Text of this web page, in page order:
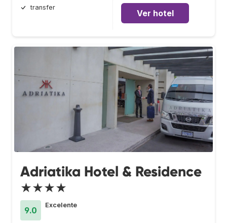
transfer
Ver hotel
Adriatika Hotel & Residence
★★★★
9.0
Excelente